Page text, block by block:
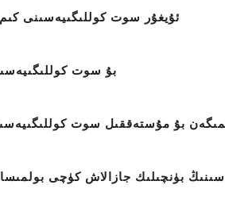
ئۇيغۇر سوت كوللىگىيەسىنى كىم
بۇ سوت
بۇ مۇستەققىل سوت
بۈنچىلىك جازالاش كۈچى